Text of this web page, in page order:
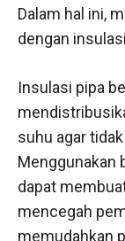
Dalam hal ini,
dengan
Insulasi pipa
suhu agar
Menggunakan
dapat
mencegah
memudahkan